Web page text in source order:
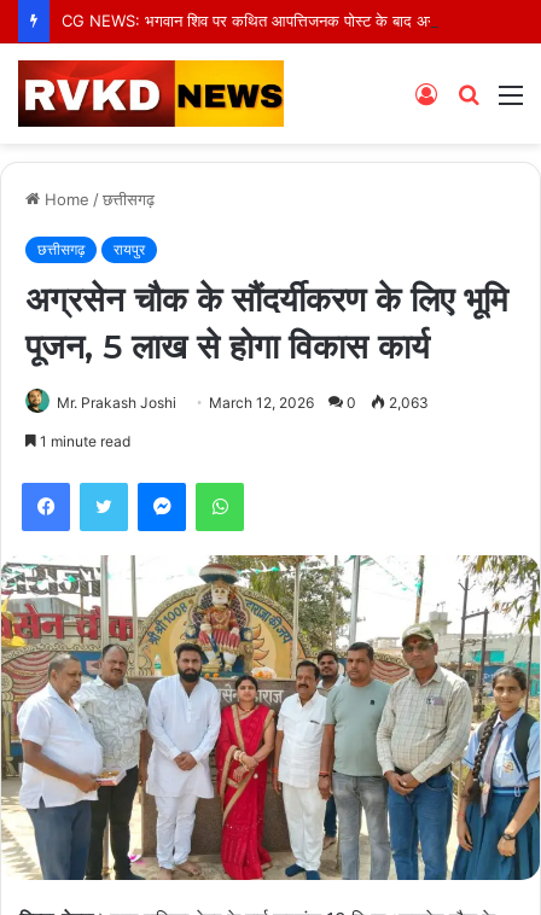
Search
Log
Home /छत्तीसगढ़
छत्तीसगढ़ रायपुर
अग्रसेन चौक के सौंदर्यीकरण के लिए भूमि
पूजन, 5 लाख से होगा विकास कार्य
Mr. Prakash Joshi March 12, 2026 0 2,063
1 minute read
FacebookTwitter MessengerWhatsApp